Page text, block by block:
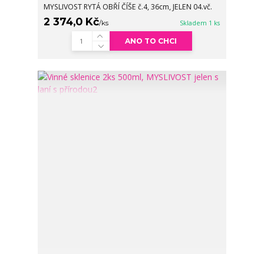
MYSLIVOST RYTÁ OBŘÍ ČÍŠE č.4, 36cm, JELEN 04.vč.
2 374,0 Kč/ks Skladem 1 ks
ANO TO CHCI